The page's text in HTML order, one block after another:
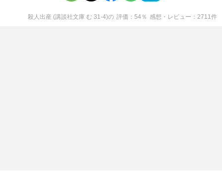
殺人出産 (講談社文庫 む 31-4)の 評価 54％ 感想・レビュー 2711件